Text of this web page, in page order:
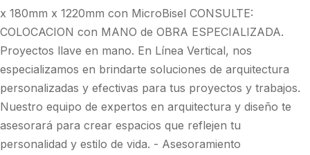
x 180mm x 1220mm con MicroBisel CONSULTE:
COLOCACION con MANO de OBRA ESPECIALIZADA.
Proyectos llave en mano. En Línea Vertical, nos
especializamos en brindarte soluciones de arquitectura
personalizadas y efectivas para tus proyectos y trabajos.
Nuestro equipo de expertos en arquitectura y diseño te
asesorará para crear espacios que reflejen tu
personalidad y estilo de vida. - Asesoramiento